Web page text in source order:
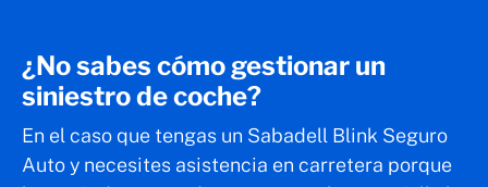
¿No sabes cómo gestionar un
siniestro de coche?
En el caso que tengas un Sabadell Blink Seguro
Auto y necesites asistencia en carretera porque